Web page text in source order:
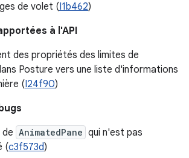
de volet (I1b462)
à l'API
des propriétés des limites de
Posture vers une liste d'informations
(I24f90)
AnimatedPane qui n'est pas
(c3f573d)